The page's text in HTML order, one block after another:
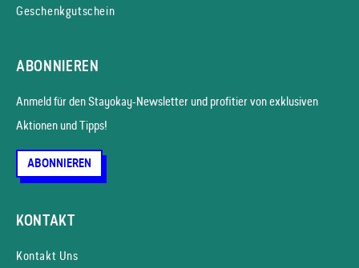
Geschenkgutschein
ABONNIEREN
Anmeld für den Stayokay-News­letter und profitier von exklusiven
Aktionen und Tipps!
ABONNIEREN
KONTAKT
Kontakt Uns